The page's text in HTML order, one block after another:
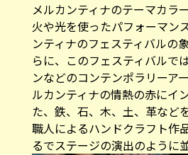
メルカンティナのテーマカラ
火や光を使ったパフォーマン
ンティナのフェスティバルの
らに、このフェスティバルで
ンなどのコンテンポラリーア
ルカンティナの情熱の赤にイ
た、鉄、石、木、土、革など
職人によるハンドクラフト作
るでステージの演出のように